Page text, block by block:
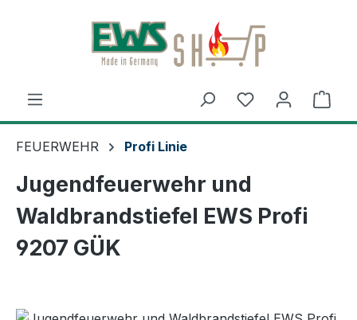
Zum Hauptinhalt springen
FEUERWEHR Profi Linie
Jugendfeuerwehr und
Waldbrandstiefel EWS Profi
9207 GÜK